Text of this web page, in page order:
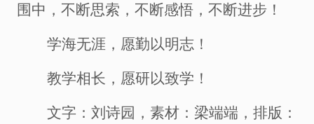
围中，不断思索，不断感悟，不断进步！
学海无涯，愿勤以明志！
教学相长，愿研以致学！
文字 ：刘诗园 ， 素材：梁端端 ，排版：